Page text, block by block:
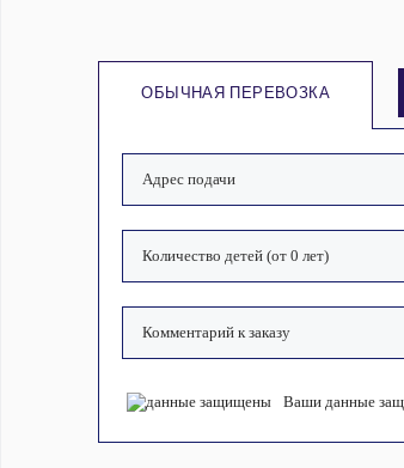
ОБЫЧНАЯ ПЕРЕВОЗКА
Ваши данные